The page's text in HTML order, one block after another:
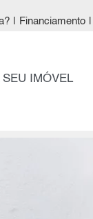
Financiamento
IMÓVEL